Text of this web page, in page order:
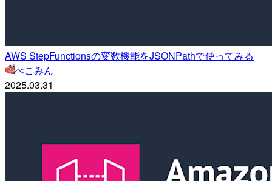
AWS StepFunctionsの変数機能をJSONPathで使ってみる
べこみん
2025.03.31